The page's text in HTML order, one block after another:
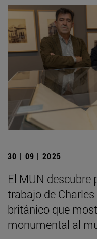
30 | 09 | 2025
El MUN descubre
trabajo de
británico que
monumental al